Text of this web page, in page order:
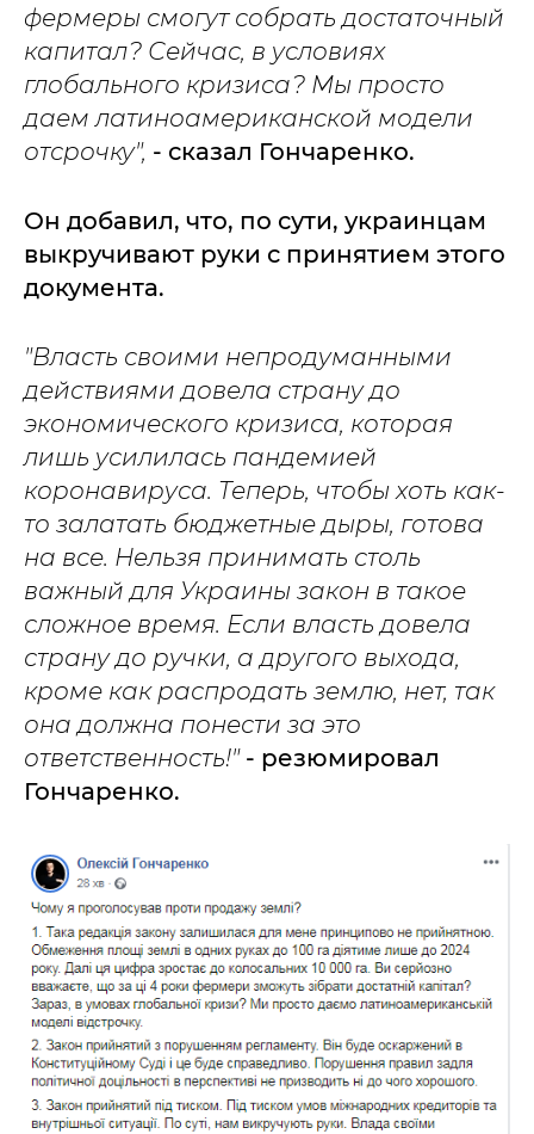
фермеры смогут собрать достаточный
капитал? Сейчас, в условиях
глобального кризиса? Мы просто
даем латиноамериканской модели
отсрочку", - сказал Гончаренко.
Он добавил, что, по сути, украинцам
выкручивают руки с принятием этого
документа.
"Власть своими непродуманными
действиями довела страну до
экономического кризиса, которая
лишь усилилась пандемией
коронавируса. Теперь, чтобы хоть как-
то залатать бюджетные дыры, готова
на все. Нельзя принимать столь
важный для Украины закон в такое
сложное время. Если власть довела
страну до ручки, а другого выхода,
кроме как распродать землю, нет, так
она должна понести за это
ответственность!"- резюмировал
Гончаренко.